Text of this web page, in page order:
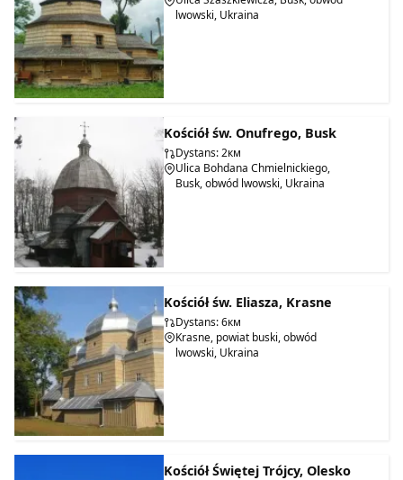
lwowski, Ukraina
Kościół św. Onufrego, Busk
Dystans: 2км
Ulica Bohdana Chmielnickiego,
Busk, obwód lwowski, Ukraina
Kościół św. Eliasza, Krasne
Dystans: 6км
Krasne, powiat buski, obwód
lwowski, Ukraina
Kościół Świętej Trójcy, Olesko